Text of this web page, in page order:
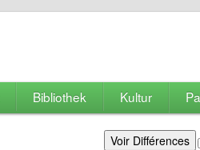
Bibliothek Kultur